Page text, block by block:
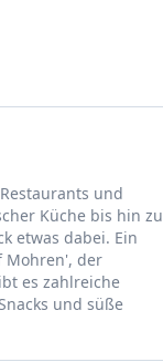
und
Küche bis hin zu
etwas dabei. Ein
Mohren', der
es zahlreiche
und süße